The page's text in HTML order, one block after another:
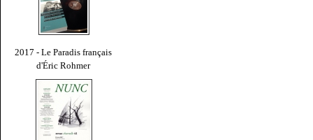
2017 - Le Paradis français
d'Éric Rohmer